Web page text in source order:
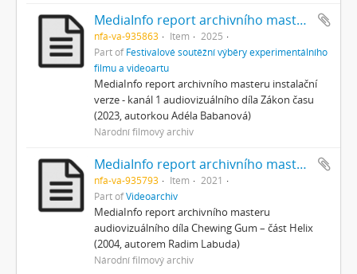
MediaInfo report archivního masteru instalační verze - kanál 1
nfa-va-935863 Item
2025
Part ofFestivalové soutěžní výběry experimentálního
filmu a videoartu
MediaInfo report archivního masteru instalační
verze - kanál 1 audiovizuálního díla Zákon času
(2023, autorkou Adéla Babanová)
Národní filmový archiv
MediaInfo report archivního masteru – Helix
nfa-va-935793 Item
2021
Part ofVideoarchiv
MediaInfo report archivního masteru
audiovizuálního díla Chewing Gum – část Helix
(2004, autorem Radim Labuda)
Národní filmový archiv